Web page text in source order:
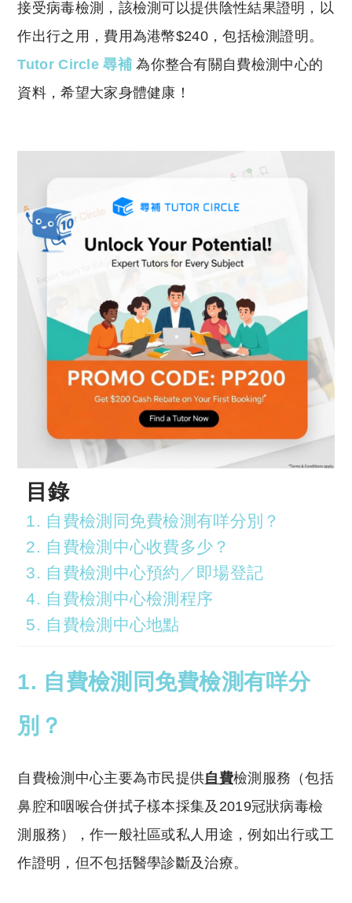
n
k
p
接受病毒檢測，該檢測可以提供陰性結果證明，以
作出行之用，費用為港幣$240，包括檢測證明。
Tutor Circle 尋補為你整合有關自費檢測中心的
資料，希望大家身體健康！
目錄
1. 自費檢測同免費檢測有咩分別？
2. 自費檢測中心收費多少？
3. 自費檢測中心預約／即場登記
4. 自費檢測中心檢測程序
5. 自費檢測中心地點
1. 自費檢測同免費檢測有咩分
別？
自費檢測中心主要為市民提供自費檢測服務（包括
鼻腔和咽喉合併拭子樣本採集及2019冠狀病毒檢
測服務），作一般社區或私人用途，例如出行或工
作證明，但不包括醫學診斷及治療。